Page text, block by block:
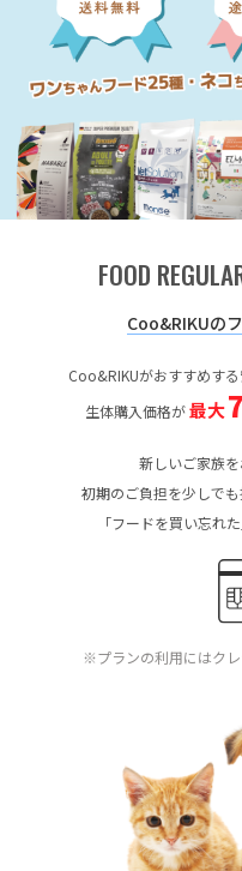
FOOD
Coo&RIKUの
Coo&RIKUがおすすめす
生体購入価格が最大
新しいご家族を
初期のご負担を少しで
「フードを買い忘れ
※プランの利用にはクレ